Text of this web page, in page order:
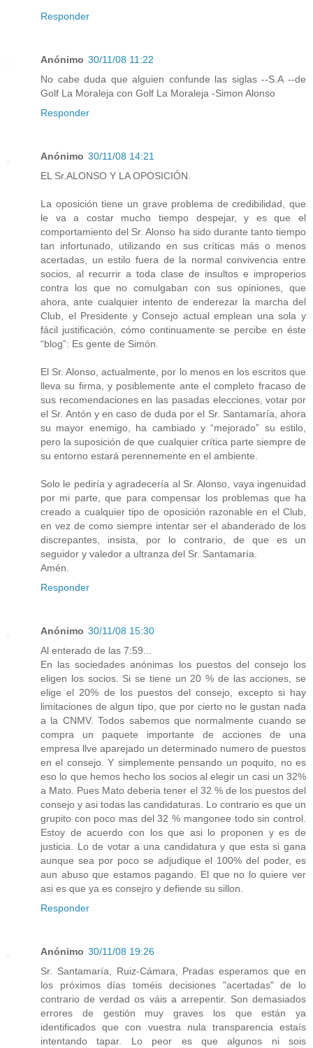
Responder
Anónimo 30/11/08 11:22
No cabe duda que alguien confunde las siglas --S.A --de
Golf La Moraleja con Golf La Moraleja -Simon Alonso
Responder
Anónimo 30/11/08 14:21
EL Sr.ALONSO Y LA OPOSICIÓN.
La oposición tiene un grave problema de credibilidad, que
le va a costar mucho tiempo despejar, y es que el
comportamiento del Sr. Alonso ha sido durante tanto tiempo
tan infortunado, utilizando en sus críticas más o menos
acertadas, un estilo fuera de la normal convivencia entre
socios, al recurrir a toda clase de insultos e improperios
contra los que no comulgaban con sus opiniones, que
ahora, ante cualquier intento de enderezar la marcha del
Club, el Presidente y Consejo actual emplean una sola y
fácil justificación, cómo continuamente se percibe en éste
“blog”: Es gente de Simón.
El Sr. Alonso, actualmente, por lo menos en los escritos que
lleva su firma, y posiblemente ante el completo fracaso de
sus recomendaciones en las pasadas elecciones, votar por
el Sr. Antón y en caso de duda por el Sr. Santamaría, ahora
su mayor enemigo, ha cambiado y “mejorado” su estilo,
pero la suposición de que cualquier crítica parte siempre de
su entorno estará perennemente en el ambiente.
Solo le pediría y agradecería al Sr. Alonso, vaya ingenuidad
por mi parte, que para compensar los problemas que ha
creado a cualquier tipo de oposición razonable en el Club,
en vez de como siempre intentar ser el abanderado de los
discrepantes, insista, por lo contrario, de que es un
seguidor y valedor a ultranza del Sr. Santamaría.
Amén.
Responder
Anónimo 30/11/08 15:30
Al enterado de las 7:59...
En las sociedades anónimas los puestos del consejo los
eligen los socios. Si se tiene un 20 % de las acciones, se
elige el 20% de los puestos del consejo, excepto si hay
limitaciones de algun tipo, que por cierto no le gustan nada
a la CNMV. Todos sabemos que normalmente cuando se
compra un paquete importante de acciones de una
empresa llve aparejado un determinado numero de puestos
en el consejo. Y simplemente pensando un poquito, no es
eso lo que hemos hecho los socios al elegir un casi un 32%
a Mato. Pues Mato deberia tener el 32 % de los puestos del
consejo y asi todas las candidaturas. Lo contrario es que un
grupito con poco mas del 32 % mangonee todo sin control.
Estoy de acuerdo con los que asi lo proponen y es de
justicia. Lo de votar a una candidatura y que esta si gana
aunque sea por poco se adjudique el 100% del poder, es
aun abuso que estamos pagando. El que no lo quiere ver
asi es que ya es consejro y defiende su sillon.
Responder
Anónimo 30/11/08 19:26
Sr. Santamaría, Ruiz-Cámara, Pradas esperamos que en
los próximos días toméis decisiones "acertadas" de lo
contrario de verdad os váis a arrepentir. Son demasiados
errores de gestión muy graves los que están ya
identificados que con vuestra nula transparencia estaís
intentando tapar. Lo peor es que algunos ni sois